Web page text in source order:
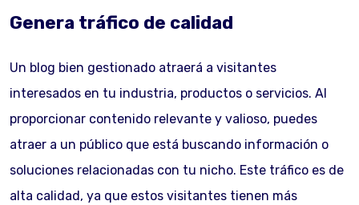
Genera tráfico de calidad
Un blog bien gestionado atraerá a visitantes
interesados en tu industria, productos o servicios. Al
proporcionar contenido relevante y valioso, puedes
atraer a un público que está buscando información o
soluciones relacionadas con tu nicho. Este tráfico es de
alta calidad, ya que estos visitantes tienen más